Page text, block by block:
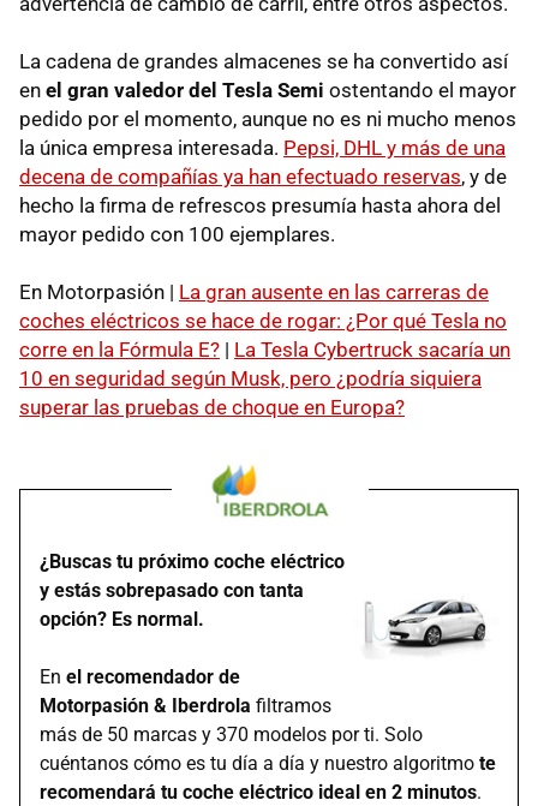
La cadena de grandes almacenes se ha convertido así
en el gran valedor del Tesla Semi ostentando el mayor
pedido por el momento, aunque no es ni mucho menos
la única empresa interesada. Pepsi, DHL y más de una
decena de compañías ya han efectuado reservas, y de
hecho la firma de refrescos presumía hasta ahora del
mayor pedido con 100 ejemplares.
En Motorpasión | La gran ausente en las carreras de
coches eléctricos se hace de rogar: ¿Por qué Tesla no
corre en la Fórmula E? | La Tesla Cybertruck sacaría un
10 en seguridad según Musk, pero ¿podría siquiera
superar las pruebas de choque en Europa?
¿Buscas tu próximo coche eléctrico
y estás sobrepasado con tanta
opción? Es normal.
En el recomendador de
Motorpasión & Iberdrola filtramos
más de 50 marcas y 370 modelos por ti. Solo
cuéntanos cómo es tu día a día y nuestro algoritmo te
recomendará tu coche eléctrico ideal en 2 minutos.